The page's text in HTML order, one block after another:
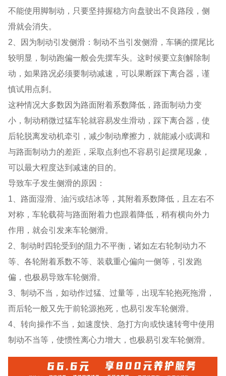
不能使用脚制动，只要坚持握稳方向盘驶出不良路段，侧
滑就会消失。
2、因为制动引发侧滑：制动不当引发侧滑，车辆的摆尾比
较明显，制动跑偏一般会先摆车头。这时候要立刻解除制
动，如果路况必须要制动减速，可以果断踩下离合器，谨
慎试用点刹。
这种情况大多数因为路面附着系数降低，路面制动力变
小，制动稍微过猛车轮就容易发生滑动，踩下离合器，使
后轮脱离发动机牵引，减少制动摩擦力，就能减小或调和
与路面制动力的差距，采取点刹也不容易引起摆尾现象，
可以最大程度达到减速的目的。
导致车子发生侧滑的原因：
1、路面湿滑、油污或结冰等，其附着系数降低，且左右不
对称，车轮载荷与路面附着力也跟着降低，稍有横向外力
作用，就会引发来车轮侧滑。
2、制动时四轮受到的阻力不平衡，诸如左右轮制动力不
等、各轮附着系数不等、装载重心偏向一侧等，引发跑
偏，也极易导致车轮侧滑。
3、制动不当，如动作过猛、过量等，出现车轮抱死拖滑，
而后轮一般又先于前轮源抱死，也易引发车轮侧滑。
4、转向操作不当，如速度快、急打方向或快速转弯中使用
制动不当等，使惯性离心力增大，也极易引发车轮侧滑。